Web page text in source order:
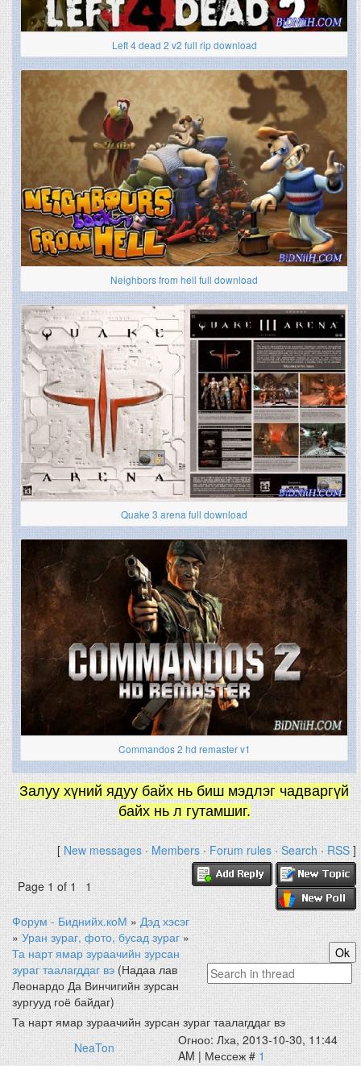
Left 4 dead 2 v2 full rip download
Neighbors from hell full download
Quake 3 arena full download
Commandos 2 hd remaster v1
Залуу хүний ядуу байх нь биш мэдлэг чадваргүй
байх нь л гутамшиг.
[New messages·Members·Forum rules·Search·RSS]
Page1of1 1
Форум - Биднийх.коМ » Дэд хэсэг
» Уран зураг, фото, бусад зураг »
Та нарт ямар зураачийн зурсан
зураг таалагддаг вэ (Надаа лав
Леонардо Да Винчигийн зурсан
зургууд гоё байдаг)
Та нарт ямар зураачийн зурсан зураг таалагддаг вэ
NeaTon
Огноо: Лха, 2013-10-30, 11:44
AM | Мессеж #1